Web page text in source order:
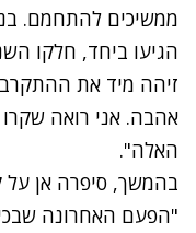
ממשיכים להתחמם.
הגיעו ביחד, חלקו
זיהה מיד את
האלה".
בהמשך, סיפרה אן על
"הפעם האחרונה